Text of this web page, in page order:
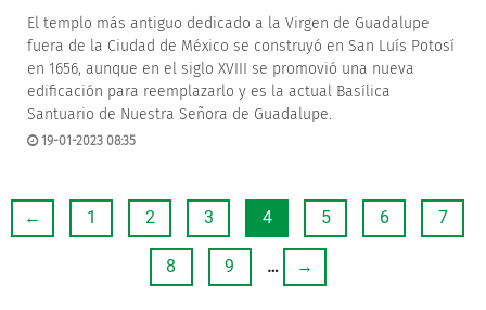
El templo más antiguo dedicado a la Virgen de Guadalupe
fuera de la Ciudad de México se construyó en San Luís Potosí
en 1656, aunque en el siglo XVIII se promovió una nueva
edificación para reemplazarlo y es la actual Basílica
Santuario de Nuestra Señora de Guadalupe.
19-01-2023 08:35
← 1 2 3 4 5 6 7
8 9 … →